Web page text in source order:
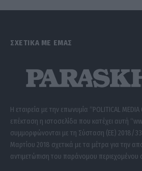
ΣΧΕΤΙΚΑ ΜΕ ΕΜΑΣ
Η εταιρεία με την επωνυμία “POLITICAL MEDIA
επέκταση η ιστοσελίδα που κατέχει αυτή
συμμορφώνονται με τη Σύσταση (ΕΕ) 2018/
Μαρτίου 2018 σχετικά με τα μέτρα για την
αντιμετώπιση του παράνομου περιεχομένου